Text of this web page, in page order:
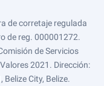
de corretaje regulada
de reg. 000001272.
de Servicios
2021. Dirección:
City, Belize.